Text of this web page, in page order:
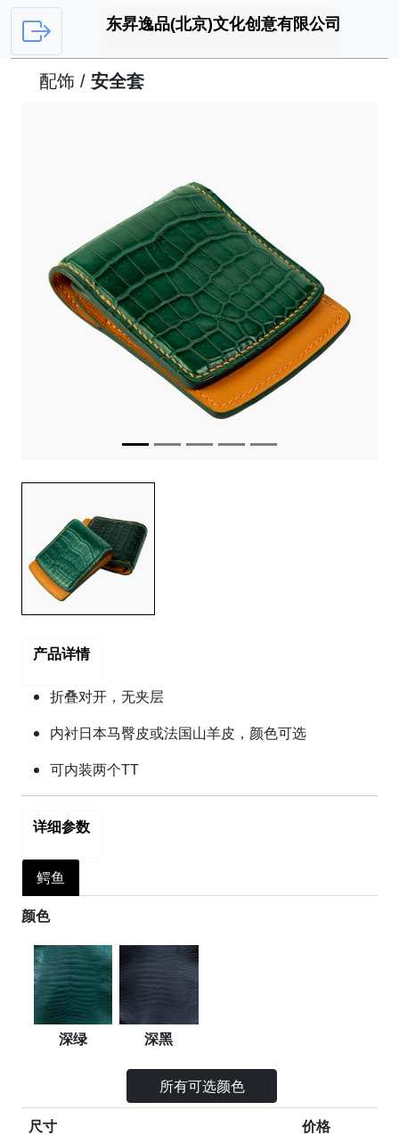
东昇逸品(北京)文化创意有限公司
配饰 / 安全套
产品详情
折叠对开，无夹层
内衬日本马臀皮或法国山羊皮，颜色可选
可内装两个TT
详细参数
鳄鱼
颜色
深绿 深黑
所有可选颜色
尺寸 价格